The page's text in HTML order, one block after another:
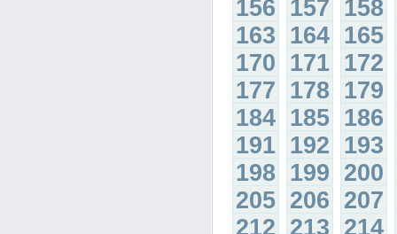
156 157 158
163 164 165
170 171 172
177 178 179
184 185 186
191 192 193
198 199 200
205 206 207
212 213 214